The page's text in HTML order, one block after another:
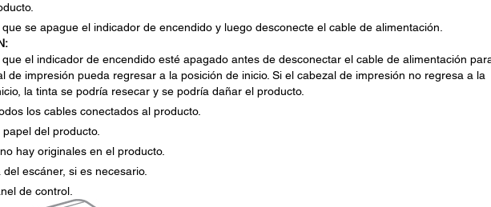
se apague el indicador de encendido y luego desconecte el cable de alimentación.
el indicador de encendido esté apagado antes de desconectar el cable de alimentación
de impresión pueda regresar a la posición de inicio. Si el cabezal de impresión no regresa a la
la tinta se podría resecar y se podría dañar el producto.
los cables conectados al producto.
del producto.
hay originales en el producto.
escáner, si es necesario.
de control.